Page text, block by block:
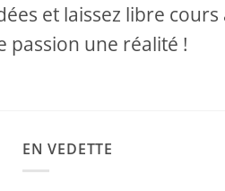
et laissez libre
passion une réalité !
EN VEDETTE